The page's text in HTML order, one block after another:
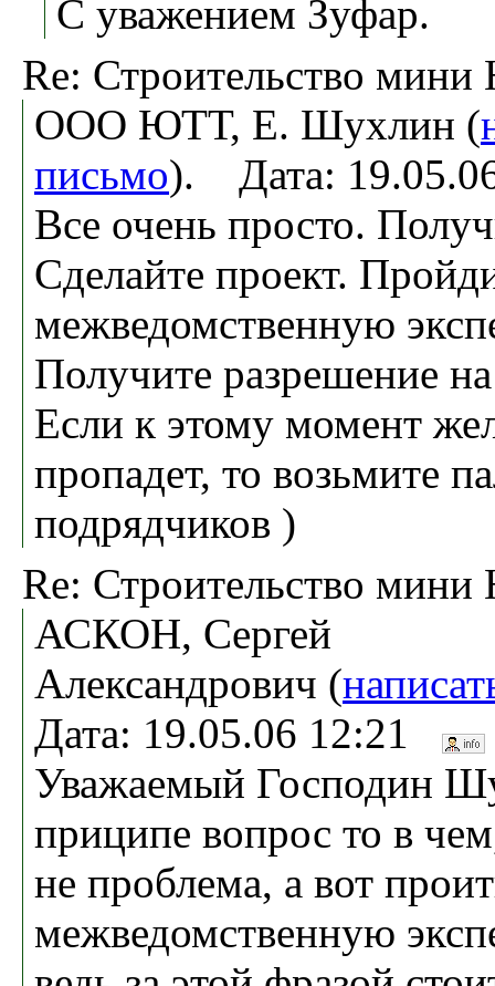
С уважением Зуфар.
Re: Строительство
OOO ЮТТ, Е. Шухлин (
письмо). Дата:
Все очень просто.
Сделайте проект.
межведомственную
Получите разрешение
Если к этому момент
пропадет, то возьмите
подрядчиков )
Re: Строительство
АСКОН, Сергей
Александрович (
Дата: 19.05.06 12:21
Уважаемый Господин
приципе вопрос то в
не проблема, а вот
межведомственную